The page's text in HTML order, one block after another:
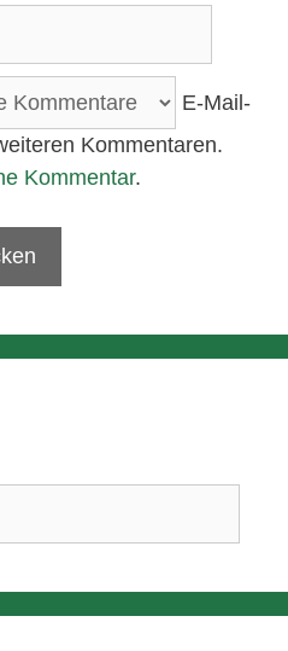
E-Mail-
Kommentaren.
Kommentar.